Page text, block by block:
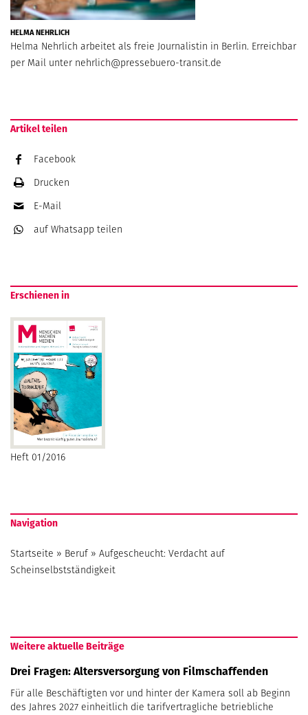
HELMA NEHRLICH
Helma Nehrlich arbeitet als freie Journalistin in Berlin. Erreichbar
per Mail unter nehrlich@pressebuero-transit.de
Artikel teilen
Facebook
Drucken
E-Mail
auf Whatsapp teilen
Erschienen in
Heft 01/2016
Navigation
Startseite » Beruf» Aufgescheucht: Verdacht auf
Scheinselbstständigkeit
Weitere aktuelle Beiträge
Drei Fragen: Altersversorgung von Filmschaffenden
Für alle Beschäftigten vor und hinter der Kamera soll ab Beginn
des Jahres 2027 einheitlich die tarifvertragliche betriebliche